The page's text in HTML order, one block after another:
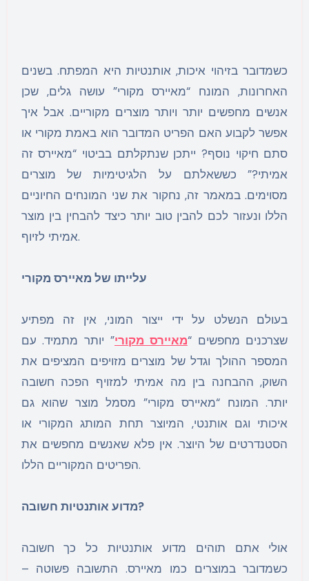
כשמדובר בזיהוי איכות, אותנטיות היא המפתח. בשנים
האחרונות, המונח “מאיירס מקורי” עושה גלים, שכן
אנשים מחפשים יותר ויותר מוצרים מקוריים. אבל איך
אפשר לקבוע האם הפריט המדובר הוא באמת מקורי או
סתם חיקוי נוסף? ייתכן שנתקלתם בביטוי “מאיירס זה
אמיתי?” כששאלתם על הלגיטימיות של מוצרים
מסוימים. במאמר זה, נחקור את שני המונחים החיוניים
הללו ונעזור לכם להבין טוב יותר כיצד להבחין בין מוצר
אמיתי לזיוף.
עלייתו של מאיירס מקורי
בעולם הנשלט על ידי ייצור המוני, אין זה מפתיע
שצרכנים מחפשים “מאיירס מקורי” יותר מתמיד. עם
המספר ההולך וגדל של מוצרים מזויפים המציפים את
השוק, ההבחנה בין מה אמיתי למזויף הפכה חשובה
יותר. המונח “מאיירס מקורי” מסמל מוצר שהוא גם
איכותי וגם אותנטי, המיוצר תחת המותג המקורי או
הסטנדרטים של היוצר. אין פלא שאנשים מחפשים את
הפריטים המקוריים הללו.
מדוע אותנטיות חשובה?
אולי אתם תוהים מדוע אותנטיות כל כך חשובה
כשמדובר במוצרים כמו מאיירס. התשובה פשוטה –